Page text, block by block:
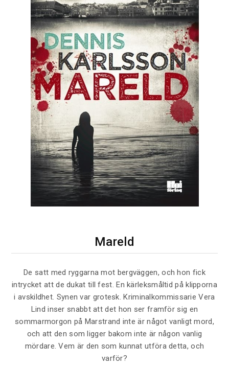
Mareld
De satt med ryggarna mot bergväggen, och hon fick
intrycket att de dukat till fest. En kärleksmåltid på klipporna
i avskildhet. Synen var grotesk. Kriminalkommissarie Vera
Lind inser snabbt att det hon ser framför sig en
sommarmorgon på Marstrand inte är något vanligt mord,
och att den som ligger bakom inte är någon vanlig
mördare. Vem är den som kunnat utföra detta, och
varför?